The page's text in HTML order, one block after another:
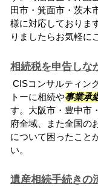
田市・箕面市・茨木
様に対応しておりま
りましたらお気軽に
相続税を申告しな
CISコンサルティン
トーに相続や事業承
す。大阪市・豊中市
府全域、また全国の
について困ったこと
い。
遺産相続手続きの